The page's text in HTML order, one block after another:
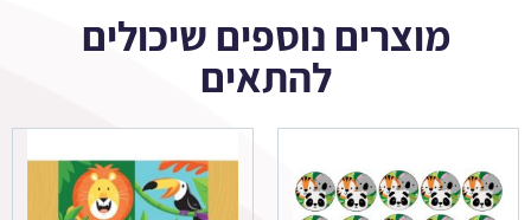
מוצרים נוספים שיכולים
להתאים